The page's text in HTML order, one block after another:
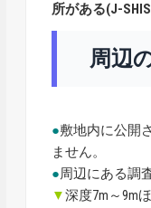
所がある(J-
周辺
●敷地内に公開
ません。
●周辺にある調
▼深度7m～9m